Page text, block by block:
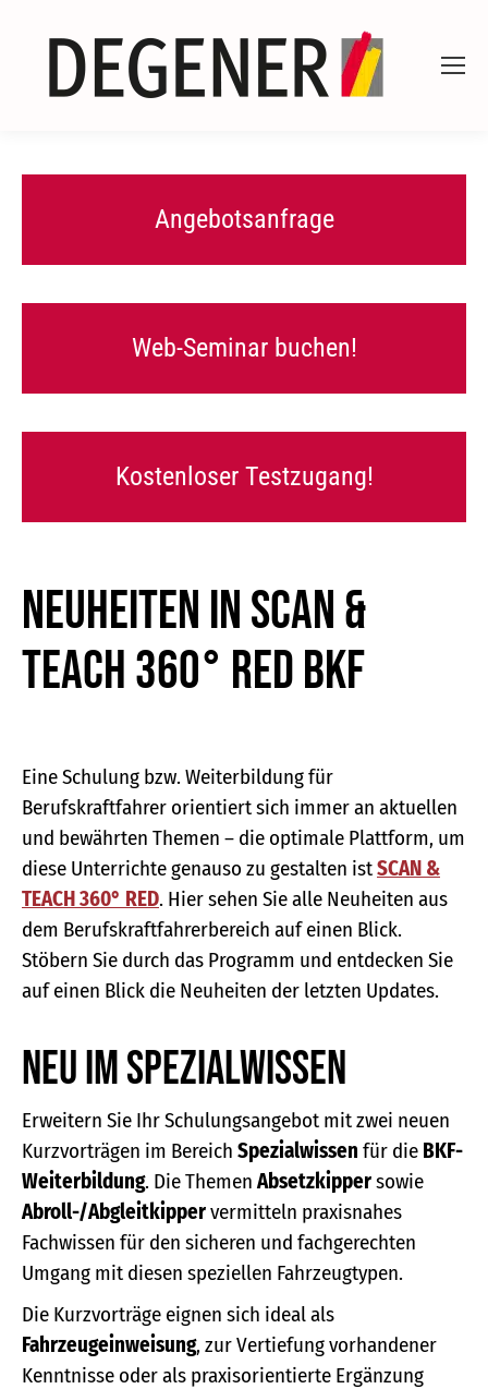
Angebotsanfrage
Web-Seminar buchen!
Kostenloser Testzugang!
Neuheiten in SCAN &
TEACH 360° RED BKF
Eine Schulung bzw. Weiterbildung für
Berufskraftfahrer orientiert sich immer an aktuellen
und bewährten Themen – die optimale Plattform, um
diese Unterrichte genauso zu gestalten istSCAN &
TEACH 360° RED. Hier sehen Sie alle Neuheiten aus
dem Berufskraftfahrerbereich auf einen Blick.
Stöbern Sie durch das Programm und entdecken Sie
auf einen Blick die Neuheiten der letzten Updates.
Neu im Spezialwissen
Erweitern Sie Ihr Schulungsangebot mit zwei neuen
Kurzvorträgen im Bereich Spezialwissen für die BKF-
Weiterbildung. Die Themen Absetzkippersowie
Abroll-/Abgleitkippervermitteln praxisnahes
Fachwissen für den sicheren und fachgerechten
Umgang mit diesen speziellen Fahrzeugtypen.
Die Kurzvorträge eignen sich ideal als
Fahrzeugeinweisung, zur Vertiefung vorhandener
Kenntnisse oder als praxisorientierte Ergänzung